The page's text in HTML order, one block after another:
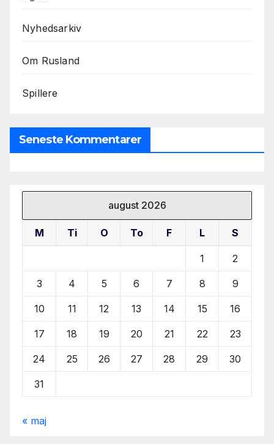
Nyhedsarkiv
Om Rusland
Spillere
Seneste Kommentarer
august 2026
M Ti O To F L S
1 2
3 4 5 6 7 8 9
10 11 12 13 14 15 16
17 18 19 20 21 22 23
24 25 26 27 28 29 30
31
« maj